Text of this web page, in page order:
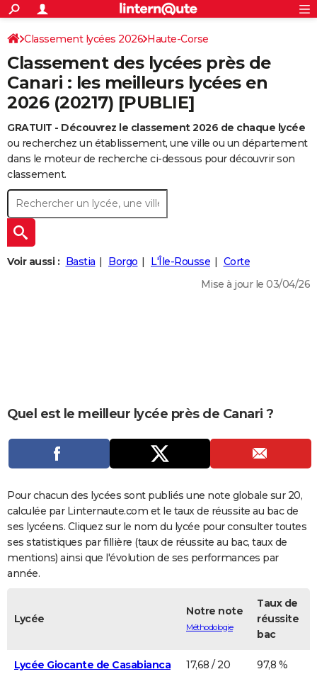
ACTUALITÉS
Politique
Société
Faits Divers
Education
Monde
Villes
+
SPORT
Coupe du monde 2026
Football
Tennis
Cyclisme
Rugby
Forum
Programme TV
TNT
Streaming
Cinéma
Sorties cinéma
Musique
+
FINANCE
Retraite
Impôts
Epargne
Immobilier
Risques naturels par ville
Banque
Assurance
Crédit
AUTO
Essais
Réserver un essai
Citadines
Berlines
SUV
Forum auto
+
HIGH-TECH
BRICOLAGE
Forum
Aménagement intérieur
Extérieur
Cuisine
Salle de bains
Jardinage
Rangement
+WEEK-END
Guides de France
Escapades
Patrimoine
Expositions
Musées
Week-end nature
+
LIFESTYLE
CARTE DE VOEUX
Carte de Noël
Carte Bonne année
Carte Saint-Valentin
Carte Pâques
Carte d'anniversaire
DICTIONNAIRE
COPAINS D'AVANT
S'inscrire
Se connecter
Lycées
Collèges
Primaires
Universités
Entreprises
Service militaire
Avis de recherche
AVIS DE DÉCÈS
FORUM
S'inscrire
Connexion
Classement lycées 2026 Haute-Corse
Classement des lycées près de
Canari : les meilleurs lycées en
2026 (20217) [PUBLIE]
GRATUIT - Découvrez le classement 2026 de chaque lycée
ou recherchez un établissement, une ville ou un département
dans le moteur de recherche ci-dessous pour découvrir son
classement.
Voir aussi : Bastia Borgo L'Île-Rousse
Corte
Mise à jour le 03/04/26
Quel est le meilleur lycée près de Canari ?
Pour chacun des lycées sont publiés une note globale sur 20,
calculée par Linternaute.com et le taux de réussite au bac de
ses lycéens. Cliquez sur le nom du lycée pour consulter toutes
ses statistiques par fillière (taux de réussite au bac, taux de
mentions) ainsi que l'évolution de ses performances par
année.
Lycée
Notre note
Méthodologie
Taux de
réussite
bac
Lycée Giocante de Casabianca
17,68 / 20 97,8 %